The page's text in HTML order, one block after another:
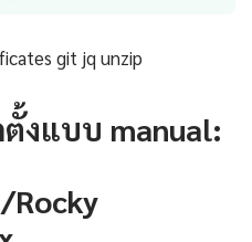
git jq unzip
งแบบ manual:
Rocky